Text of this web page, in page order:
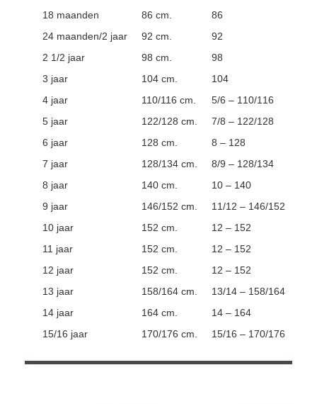
18 maanden 86 cm.
86
24 maanden/2 jaar
92 cm.
92
2 1/2 jaar
98 cm.
98
3 jaar
104 cm.
104
4 jaar
110/116 cm.
5/6 – 110/116
5 jaar
122/128 cm.
7/8 – 122/128
6 jaar
128 cm.
8 – 128
7 jaar
128/134 cm.
8/9 – 128/134
8 jaar
140 cm.
10 – 140
9 jaar
146/152 cm.
11/12 – 146/152
10 jaar
152 cm.
12 – 152
11 jaar
152 cm.
12 – 152
12 jaar
152 cm.
12 – 152
13 jaar
158/164 cm.
13/14 – 158/164
14 jaar
164 cm.
14 – 164
15/16 jaar
170/176 cm. 15/16 – 170/176